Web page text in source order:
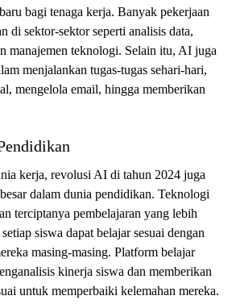
bagi tenaga kerja. Banyak pekerjaan
di sektor-sektor seperti analisis data,
manajemen teknologi. Selain itu, AI juga
menjalankan tugas-tugas sehari-hari,
mengelola email, hingga memberikan
kerja, revolusi AI di tahun 2024 juga
dalam dunia pendidikan. Teknologi
terciptanya pembelajaran yang lebih
siswa dapat belajar sesuai dengan
masing-masing. Platform belajar
kinerja siswa dan memberikan
untuk memperbaiki kelemahan mereka.